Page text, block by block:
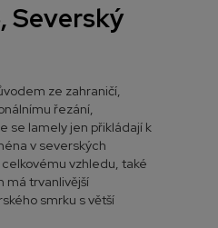
Severský
ze zahraničí,
řezání,
se lamely jen přikládají k
v severských
vzhledu, také
má trvanlivější
smrku s větší